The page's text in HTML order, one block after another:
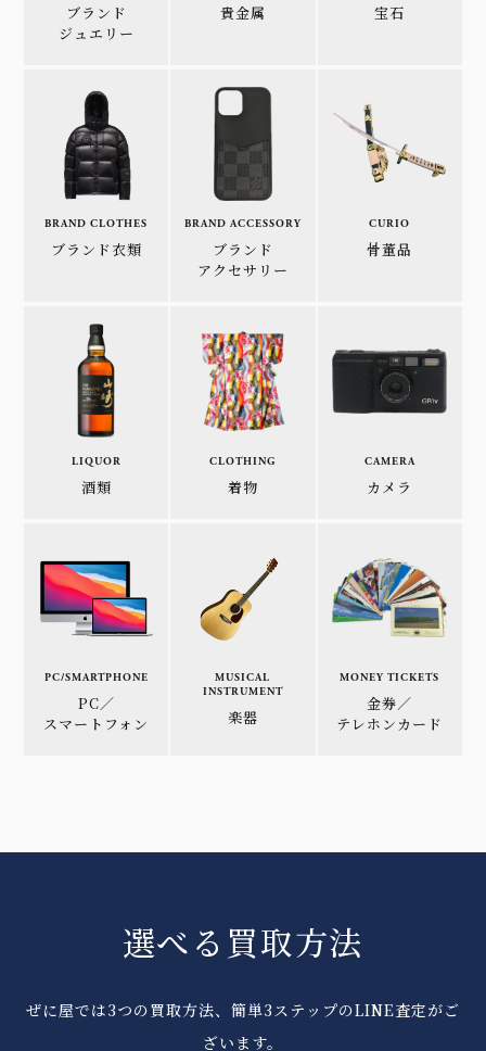
ブランド
ジュエリー
貴金属 宝石
BRAND CLOTHES
ブランド衣類
BRAND ACCESSORY
ブランド
アクセサリー
CURIO
骨董品
LIQUOR
酒類
CLOTHING
着物
CAMERA
カメラ
PC/SMARTPHONE
PC／
スマートフォン
MUSICAL
INSTRUMENT
楽器
MONEY TICKETS
金券／
テレホンカード
選べる買取方法
ぜに屋では3つの買取方法、簡単3ステップのLINE査定がご
ざいます。